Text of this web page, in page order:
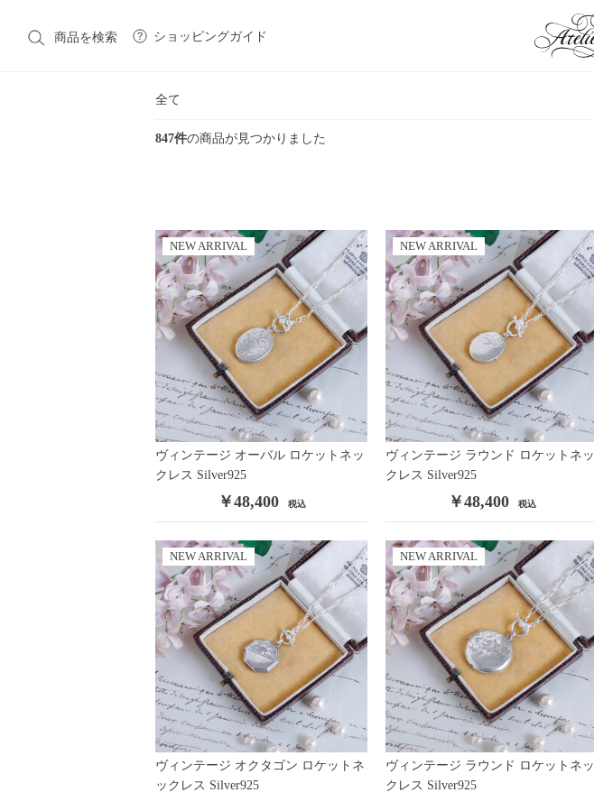
商品を検索 ショッピングガイド
Native American Jewelry Costume Jewelry
Victorian Jewelry
Fashion Fashion Goods & Interior
Native American Jewelry
Contemporary /
Costume Jewelry
Remake・Original/Miriam Haskell GROSSE / CORO/
Sherman/ Regency JUDY LEE/AVON
Victorian Jewelry
Vintage Fashion
Hermès/ Ossie Clark/Other Vintage Wear/
ORTEGA/ Antipast/KristenseN DU NORD/ TANDEM/
Fashion Goods & Interior
Antipast / Bocodeco/ Malfroy
全て
847件の商品が見つかりました
NEW ARRIVAL
ヴィンテージ オーバル ロケットネッ
クレス Silver925
￥48,400 税込
NEW ARRIVAL
ヴィンテージ ラウンド ロケットネッ
クレス Silver925
￥48,400 税込
NEW ARRIVAL
ヴィンテージ オクタゴン ロケットネ
ックレス Silver925
NEW ARRIVAL
ヴィンテージ ラウンド ロケットネッ
クレス Silver925